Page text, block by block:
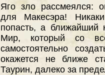
Яго зло рассмеялся:
для Макесэра!
попасть, а ближайший
Мир, который со
самостоятельно
окажется не ближе
Таурин, далеко за